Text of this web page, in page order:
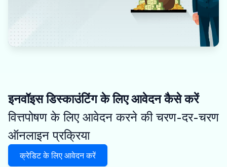
इनवॉइस डिस्काउंटिंग के लिए आवेदन कैसे करें
वित्तपोषण के लिए आवेदन करने की चरण-दर-चरण
ऑनलाइन प्रक्रिया
क्रेडिट के लिए आवेदन करें